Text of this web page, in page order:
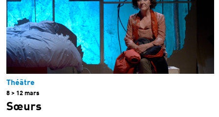
Théâtre
8 > 12 mars
Sœurs